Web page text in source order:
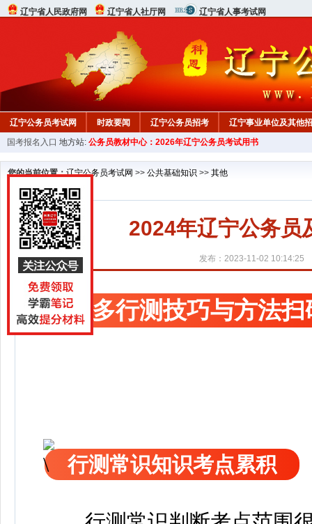
辽宁省人民政府网 辽宁省人社厅网 辽宁省人事考试网
辽宁公务员考试网 时政要闻 辽宁公务员招考 辽宁事业单位及其他
在线咨询 教材中心
国考报名入口 地方站: 公务员教材中心：2026年辽宁公务员考试用书
您的当前位置：辽宁公务员考试网 >> 公共基础知识 >> 其他
2024年辽宁公务员
发布：2023-11-02 10:14:25
更多行测技巧与方法扫
行测常识知识考点累积